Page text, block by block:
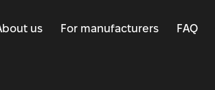
us For manufacturers FAQ